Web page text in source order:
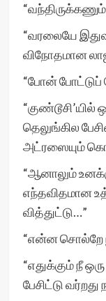
“வரலையே
விநோதமான
“போன் போட்டுப்
தெலுங்கில
அட்ரஸையும்
“ஆனாலும்
எந்தவிதமான
வித்துட்டு…”
“என்ன சொல்றே
“எதுக்கும் நீ
பேசிட்டு